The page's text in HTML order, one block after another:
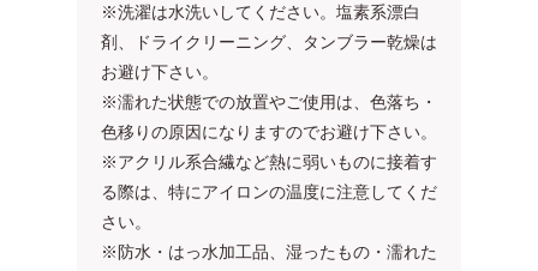
※洗濯は水洗いしてください。塩素系漂白
剤、ドライクリーニング、タンブラー乾燥は
お避け下さい。
※濡れた状態での放置やご使用は、色落ち・
色移りの原因になりますのでお避け下さい。
※アクリル系合繊など熱に弱いものに接着す
る際は、特にアイロンの温度に注意してくだ
さい。
※防水・はっ水加工品、湿ったもの・濡れた